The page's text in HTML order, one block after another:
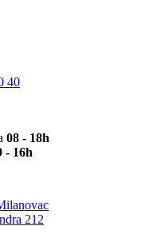
40
08 - 18h
- 16h
212